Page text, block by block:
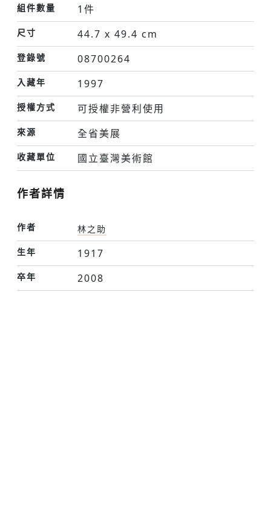
組件數量 1件
尺寸 44.7 x 49.4 cm
登錄號 08700264
入藏年 1997
授權方式 可授權非營利使用
來源 全省美展
收藏單位 國立臺灣美術館
作者詳情
作者
林之助
生年
1917
卒年 2008